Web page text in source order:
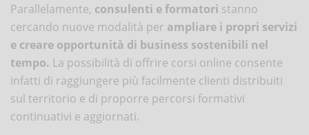
Parallelamente, consulenti e formatori stanno
cercando nuove modalità per ampliare i propri servizi
e creare opportunità di business sostenibili nel
tempo. La possibilità di offrire corsi online consente
infatti di raggiungere più facilmente clienti distribuiti
sul territorio e di proporre percorsi formativi
continuativi e aggiornati.